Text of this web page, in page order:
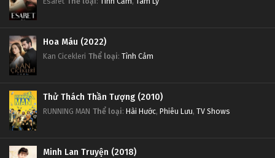
Hoa Máu (2022)
Kan Cicekleri Thể loại: Tình Cảm
Thử Thách Thần Tượng (2010)
RUNNING MAN Thể loại: Hài Hước, Phiêu Lưu, TV Shows
Minh Lan Truyện (2018)